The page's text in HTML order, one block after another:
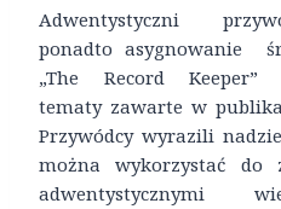
Adwentystyczni
ponadto asygnowanie
„The Record Keeper”
tematy zawarte w
Przywódcy wyrazili
można wykorzystać do
adwentystycznymi